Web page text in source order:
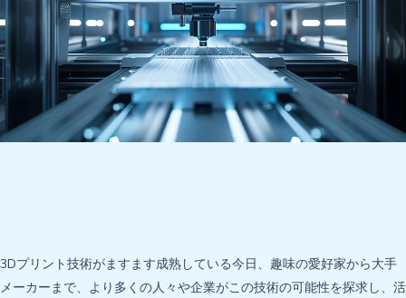
3Dプリント技術がますます成熟している今日、趣味の愛好家から大手
メーカーまで、より多くの人々や企業がこの技術の可能性を探求し、活